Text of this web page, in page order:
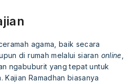
agama, baik secara
di rumah melalui siaran online
ngabuburit yang tepat untuk
Kajian Ramadhan biasanya